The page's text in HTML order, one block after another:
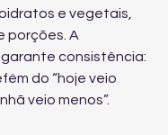
e vegetais,
porções. A
consistência:
do “hoje veio
veio menos”.